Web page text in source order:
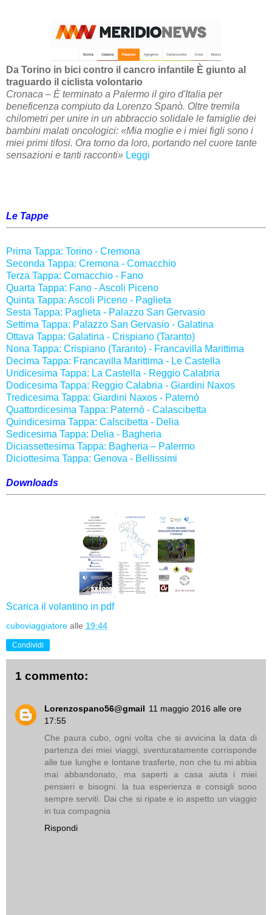
Da Torino in bici contro il cancro infantile È giunto al
traguardo il ciclista volontario
Cronaca – È terminato a Palermo il giro d'Italia per
beneficenza compiuto da Lorenzo Spanò. Oltre tremila
chilometri per unire in un abbraccio solidale le famiglie dei
bambini malati oncologici: «Mia moglie e i miei figli sono i
miei primi tifosi. Ora torno da loro, portando nel cuore tante
sensazioni e tanti racconti» Leggi
Le Tappe
Prima Tappa: Torino - Cremona
Seconda Tappa: Cremona - Comacchio
Terza Tappa: Comacchio - Fano
Quarta Tappa: Fano - Ascoli Piceno
Quinta Tappa: Ascoli Piceno - Paglieta
Sesta Tappa: Paglieta - Palazzo San Gervasio
Settima Tappa: Palazzo San Gervasio - Galatina
Ottava Tappa: Galatina - Crispiano (Taranto)
Nona Tappa: Crispiano (Taranto) - Francavilla Marittima
Decima Tappa: Francavilla Marittima - Le Castella
Undicesima Tappa: La Castella - Reggio Calabria
Dodicesima Tappa: Reggio Calabria - Giardini Naxos
Tredicesima Tappa: Giardini Naxos - Paternò
Quattordicesima Tappa: Paternò - Calascibetta
Quindicesima Tappa: Calscibetta - Delia
Sedicesima Tappa: Delia - Bagheria
Diciassettesima Tappa: Bagheria – Palermo
Diciottesima Tappa: Genova - Bellissimi
Downloads
Scarica il volantino in pdf
cuboviaggiatore alle 19:44
Condividi
1 commento:
Lorenzospano56@gmail 11 maggio 2016 alle ore
17:55
Che paura cubo, ogni volta che si avvicina la data di
partenza dei miei viaggi, sventuratamente corrisponde
alle tue lunghe e lontane trasferte, non che tu mi abbia
mai abbandonato, ma saperti a casa aiuta i miei
pensieri e bisogni. la tua esperienza e consigli sono
sempre serviti. Dai che si ripate e io aspetto un viaggio
in tua compagnia
Rispondi